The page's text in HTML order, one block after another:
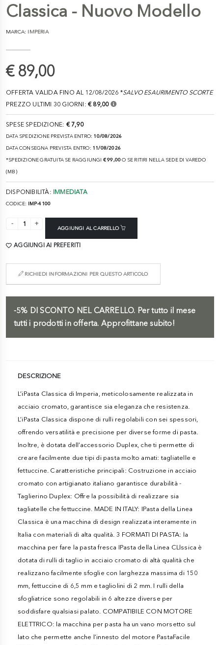
Classica - Nuovo Modello
MARCA: IMPERIA
€ 89,00
OFFERTA VALIDA FINO AL 12/08/2026 *SALVO ESAURIMENTO SCORTE
PREZZO ULTIMI 30 GIORNI: € 89,00
SPESE SPEDIZIONE: € 7,90
DATA SPEDIZIONE PREVISTA ENTRO: 10/08/2026
DATA CONSEGNA PREVISTA ENTRO: 11/08/2026
*SPEDIZIONE GRATUITA SE RAGGIUNGI € 99,00O SE RITIRI NELLA SEDE DI VAREDO
(MB)
DISPONIBILITÀ: IMMEDIATA
CODICE: IMP-4100
AGGIUNGI AL CARRELLO
AGGIUNGI AI PREFERITI
RICHIEDI INFORMAZIONI PER QUESTO ARTICOLO
-5% DI SCONTO NEL CARRELLO. Per tutto il mese
tutti i prodotti in offerta. Approfittane subito!
DESCRIZIONE
L’iPasta Classica di Imperia, meticolosamente realizzata in
acciaio cromato, garantisce sia eleganza che resistenza.
L’iPasta Classica dispone di rulli regolabili con sei spessori,
offrendo versatilità e precisione per diverse forme di pasta.
Inoltre, è dotata dell’accessorio Duplex, che ti permette di
creare facilmente due tipi di pasta molto amati: tagliatelle e
fettuccine. Caratteristiche principali: Costruzione in acciaio
cromato con artigianato italiano garantisce durabilità -
Taglierino Duplex: Offre la possibilità di realizzare sia
tagliatelle che fettuccine. MADE IN ITALY: IPasta della Linea
Classica è una macchina di design realizzata interamente in
Italia con materiali di alta qualità. 3 FORMATI DI PASTA: la
macchina per fare la pasta fresca IPasta della Linea CLlssica è
dotata di rulli di taglio in acciaio cromato di altà qualità che
realizzano facilmente sfoglie con larghezza massima di 150
mm, fettuccine di 6,5 mm e tagliolini di 2 mm. I rulli della
sfogliatrice sono regolabili in 6 altezze diverse per
soddisfare qualsiasi palato. COMPATIBILE CON MOTORE
ELETTRICO: la macchina per pasta ha un vano morsetto sul
lato che permette anche l’innesto del motore PastaFacile